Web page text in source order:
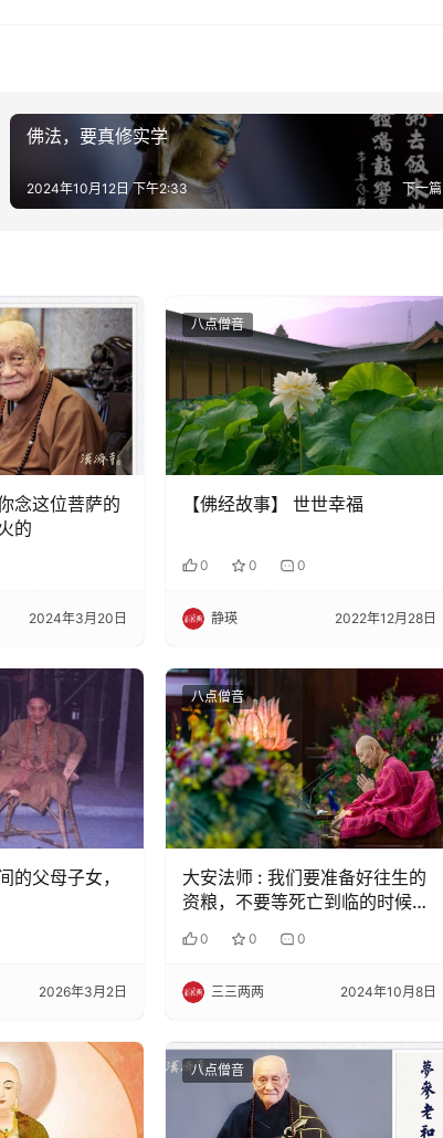
佛法，要真修实学
下一篇
2024年10月12日 下午2:33
念这位菩萨的
的
2024年3月20日
八点僧音
【佛经故事】 世世幸福
0 0 0
静瑛 2022年12月28日
的父母子女，
2026年3月2日
八点僧音
大安法师 : 我们要准备好往生的
资粮，不要等死亡到临的时候，
0 0 0
三三两两 2024年10月8日
八点僧音